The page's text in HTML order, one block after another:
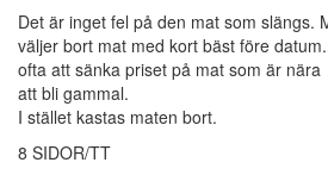
Det är inget fel på den mat som slängs.
väljer bort mat med kort bäst före
ofta att sänka priset på mat som är nära
att bli gammal.
I stället kastas maten bort.
8 SIDOR/TT